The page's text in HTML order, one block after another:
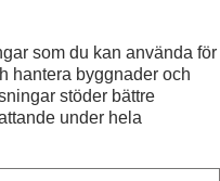
som du kan använda för
hantera byggnader och
stöder bättre
under hela